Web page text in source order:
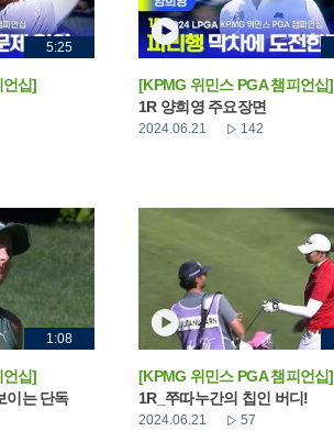
5:25
언십]
[KPMG 위민스 PGA 챔피언십]
1R 양희영 주요장면
2024.06.21 142
1:08
언십]
이는 단독
[KPMG 위민스 PGA 챔피언십]
1R_쭈따누간의 칩인 버디!
2024.06.21 57